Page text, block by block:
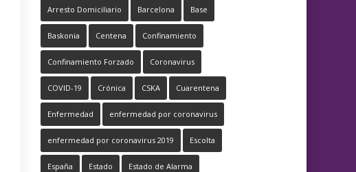
Arresto Domiciliario Barcelona Base
Baskonia Centena Confinamiento
Confinamiento Forzado Coronavirus
COVID-19 Crónica CSKA Cuarentena
Enfermedad enfermedad por coronavirus
enfermedad por coronavirus 2019 Escolta
España Estado Estado de Alarma